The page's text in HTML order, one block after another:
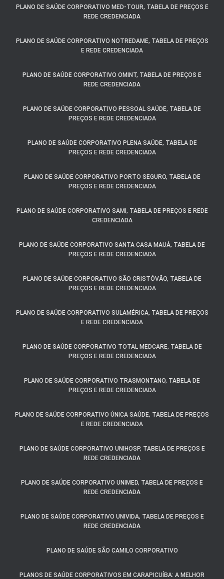
PLANO DE SAÚDE CORPORATIVO MED-TOUR, TABELA DE PREÇOS E
REDE CREDENCIADA
PLANO DE SAÚDE CORPORATIVO NOTREDAME, TABELA DE PREÇOS
E REDE CREDENCIADA
PLANO DE SAÚDE CORPORATIVO OMINT, TABELA DE PREÇOS E
REDE CREDENCIADA
PLANO DE SAÚDE CORPORATIVO PESSOAL SAÚDE, TABELA DE
PREÇOS E REDE CREDENCIADA
PLANO DE SAÚDE CORPORATIVO PLENA SAÚDE, TABELA DE
PREÇOS E REDE CREDENCIADA
PLANO DE SAÚDE CORPORATIVO PORTO SEGURO, TABELA DE
PREÇOS E REDE CREDENCIADA
PLANO DE SAÚDE CORPORATIVO SAMI, TABELA DE PREÇOS E REDE
CREDENCIADA
PLANO DE SAÚDE CORPORATIVO SANTA CASA MAUÁ, TABELA DE
PREÇOS E REDE CREDENCIADA
PLANO DE SAÚDE CORPORATIVO SÃO CRISTÓVÃO, TABELA DE
PREÇOS E REDE CREDENCIADA
PLANO DE SAÚDE CORPORATIVO SULAMÉRICA, TABELA DE PREÇOS
E REDE CREDENCIADA
PLANO DE SAÚDE CORPORATIVO TOTAL MEDCARE, TABELA DE
PREÇOS E REDE CREDENCIADA
PLANO DE SAÚDE CORPORATIVO TRASMONTANO, TABELA DE
PREÇOS E REDE CREDENCIADA
PLANO DE SAÚDE CORPORATIVO ÚNICA SAÚDE, TABELA DE PREÇOS
E REDE CREDENCIADA
PLANO DE SAÚDE CORPORATIVO UNIHOSP, TABELA DE PREÇOS E
REDE CREDENCIADA
PLANO DE SAÚDE CORPORATIVO UNIMED, TABELA DE PREÇOS E
REDE CREDENCIADA
PLANO DE SAÚDE CORPORATIVO UNIVIDA, TABELA DE PREÇOS E
REDE CREDENCIADA
PLANO DE SAÚDE SÃO CAMILO CORPORATIVO
PLANOS DE SAÚDE CORPORATIVOS EM CARAPICUÍBA: A MELHOR